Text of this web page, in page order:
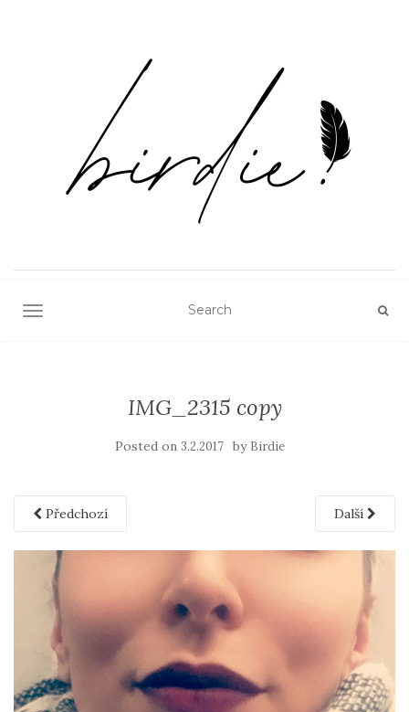
TOGGLE NAVIGATION
IMG_2315 copy
Posted on 3.2.2017 by Birdie
Předchozí Další